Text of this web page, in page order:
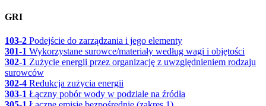
GRI
103-2 Podejście do zarządzania i jego elementy
301-1 Wykorzystane surowce/materiały według wagi i objętości
302-1 Zużycie energii przez organizację z uwzględnieniem rodzaju
surowców
302-4 Redukcja zużycia energii
303-1 Łączny pobór wody w podziale na źródła